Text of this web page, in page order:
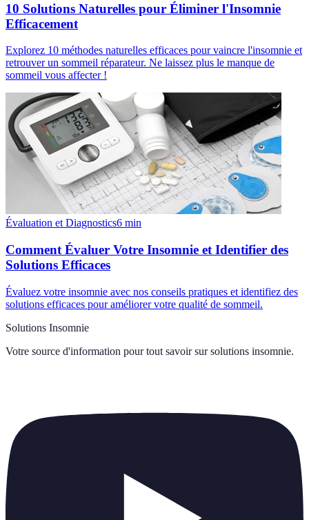
10 Solutions Naturelles pour Éliminer l'Insomnie
Efficacement
Explorez 10 méthodes naturelles efficaces pour vaincre l'insomnie et
retrouver un sommeil réparateur. Ne laissez plus le manque de
sommeil vous affecter !
Évaluation et Diagnostics6 min
Comment Évaluer Votre Insomnie et Identifier des
Solutions Efficaces
Évaluez votre insomnie avec nos conseils pratiques et identifiez des
solutions efficaces pour améliorer votre qualité de sommeil.
Solutions Insomnie
Votre source d'information pour tout savoir sur solutions insomnie.